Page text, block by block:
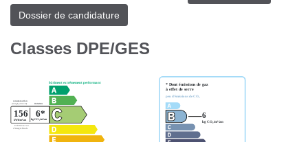
Dossier de candidature
Classes DPE/GES